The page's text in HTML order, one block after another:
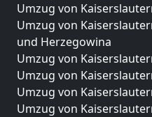
Umzug von
Umzug von
und Herzegowina
Umzug von
Umzug von
Umzug von
Umzug von